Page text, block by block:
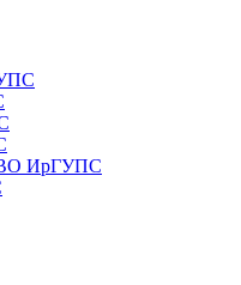
ВО ИрГУПС